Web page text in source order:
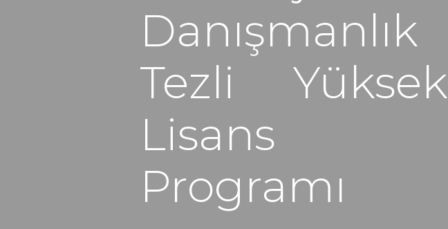
Danışmanlık
Tezli Yüksek
Lisans
Programı